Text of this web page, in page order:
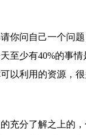
问自己一个问题
至少有40%的事
以利用的资源，
分了解之上的，